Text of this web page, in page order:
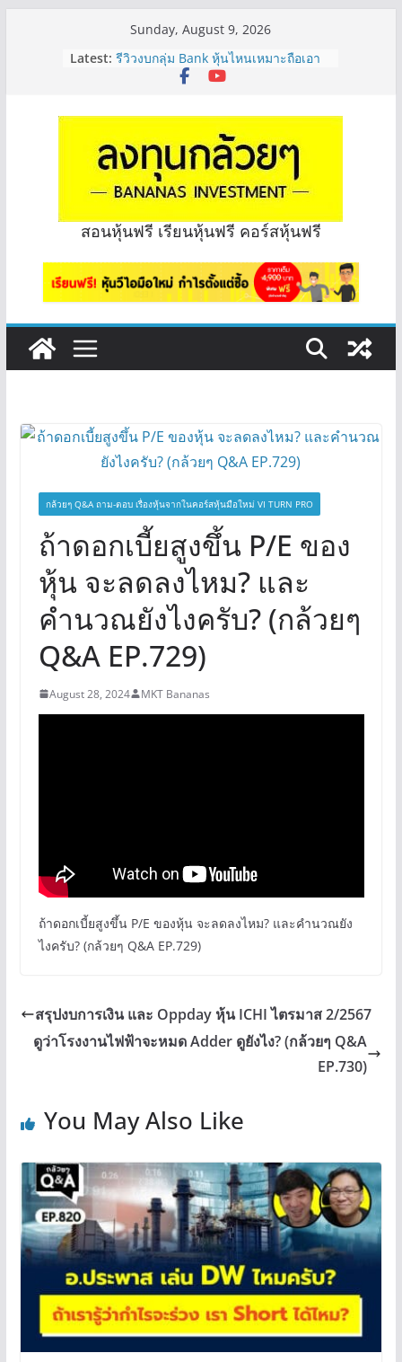
Sunday, August 9, 2026
Latest: รีวิวงบกลุ่ม Bank หุ้นไหนเหมาะถือเอา
“ปันผล” | EP.175
ครับ? | Q&A กล้วยๆ EP.1167
Hot Topic! อัปเดทงบ สื่อสาร, ค้าปลีก
ตัวไหนเหมาะถือเอาปันผล? | Hot Topic
EP.41
หุ้นซอสภูเขาทอง Sauce เหมาะถือเป็น
หุ้นปันผลไหม? | Q&A กล้วยๆ EP.1166
OSP vs CBG vs ICHI ควร DCA ตัวไหน
ดี? | Q&A กล้วยๆ EP.1165
สอนหุ้นฟรี เรียนหุ้นฟรี คอร์สหุ้นฟรี
กล้วยๆ Q&A ถาม-ตอบ เรื่องหุ้นจากในคอร์สหุ้นมือใหม่ VI TURN PRO
ถ้าดอกเบี้ยสูงขึ้น P/E ของ
หุ้น จะลดลงไหม? และ
คำนวณยังไงครับ? (กล้วยๆ
Q&A EP.729)
August 28, 2024 MKT Bananas
ถ้าดอกเบี้ยสูงขึ้น P/E ของหุ้น จะลดลงไหม? และคำนวณยัง
ไงครับ? (กล้วยๆ Q&A EP.729)
สรุปงบการเงิน และ Oppday หุ้น ICHI ไตรมาส 2/2567
ดูว่าโรงงานไฟฟ้าจะหมด Adder ดูยังไง? (กล้วยๆ Q&A
EP.730)
You May Also Like